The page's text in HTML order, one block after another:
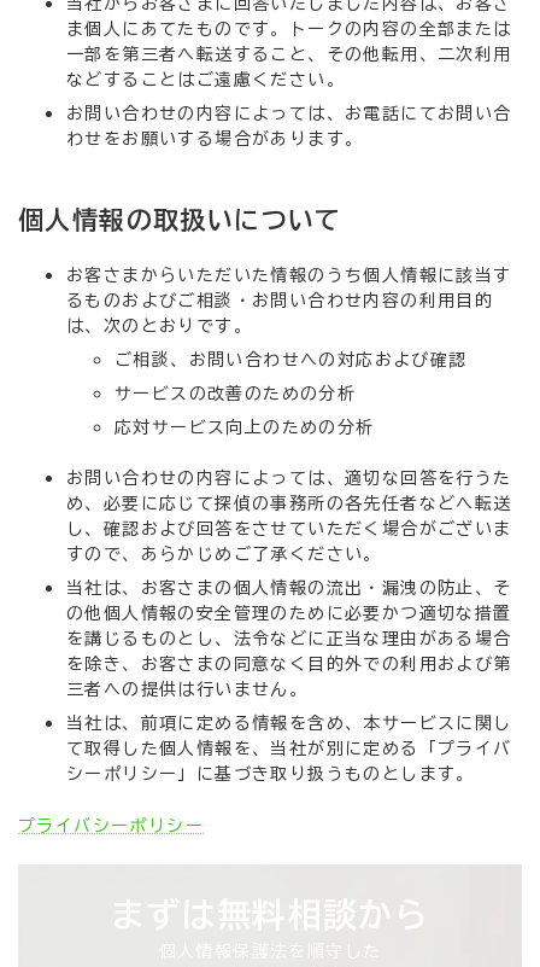
ま個人にあてたものです。トークの内容の全部または
一部を第三者へ転送すること、その他転用、二次利用
などすることはご遠慮ください。
お問い合わせの内容によっては、お電話にてお問い合
わせをお願いする場合があります。
個人情報の取扱いについて
お客さまからいただいた情報のうち個人情報に該当す
るものおよびご相談・お問い合わせ内容の利用目的
は、次のとおりです。
ご相談、お問い合わせへの対応および確認
サービスの改善のための分析
応対サービス向上のための分析
お問い合わせの内容によっては、適切な回答を行うた
め、必要に応じて探偵の事務所の各先任者などへ転送
し、確認および回答をさせていただく場合がございま
すので、あらかじめご了承ください。
当社は、お客さまの個人情報の流出・漏洩の防止、そ
の他個人情報の安全管理のために必要かつ適切な措置
を講じるものとし、法令などに正当な理由がある場合
を除き、お客さまの同意なく目的外での利用および第
三者への提供は行いません。
当社は、前項に定める情報を含め、本サービスに関し
て取得した個人情報を、当社が別に定める「プライバ
シーポリシー」に基づき取り扱うものとします。
プライバシーポリシー
まずは無料相談から
個人情報保護法を順守した